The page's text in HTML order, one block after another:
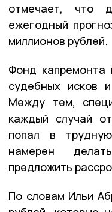
отмечает, что
ежегодный
миллионов рублей.
Фонд капремонта
судебных исков
Между тем,
каждый случай
попал в
намерен
предложить
По словам Ильи